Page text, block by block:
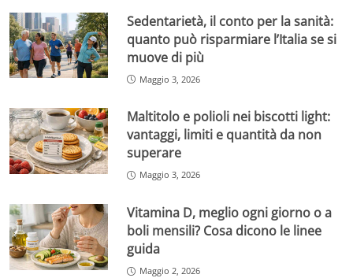
Sedentarietà, il conto per la sanità:
quanto può risparmiare l’Italia se si
muove di più
Maggio 3, 2026
Maltitolo e polioli nei biscotti light:
vantaggi, limiti e quantità da non
superare
Maggio 3, 2026
Vitamina D, meglio ogni giorno o a
boli mensili? Cosa dicono le linee
guida
Maggio 2, 2026